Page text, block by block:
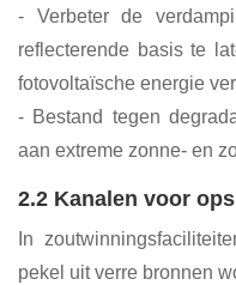
- Verbeter de
reflecterende basis te
fotovoltaïsche energie
- Bestand tegen
aan extreme zonne- en
2.2 Kanalen voor
In
pekel uit verre bronnen